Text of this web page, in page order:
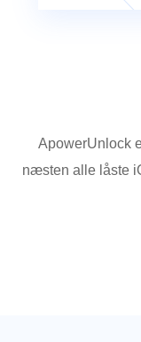
ApowerUnlock
næsten alle låste